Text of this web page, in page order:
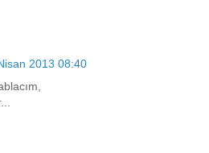
2013 08:40